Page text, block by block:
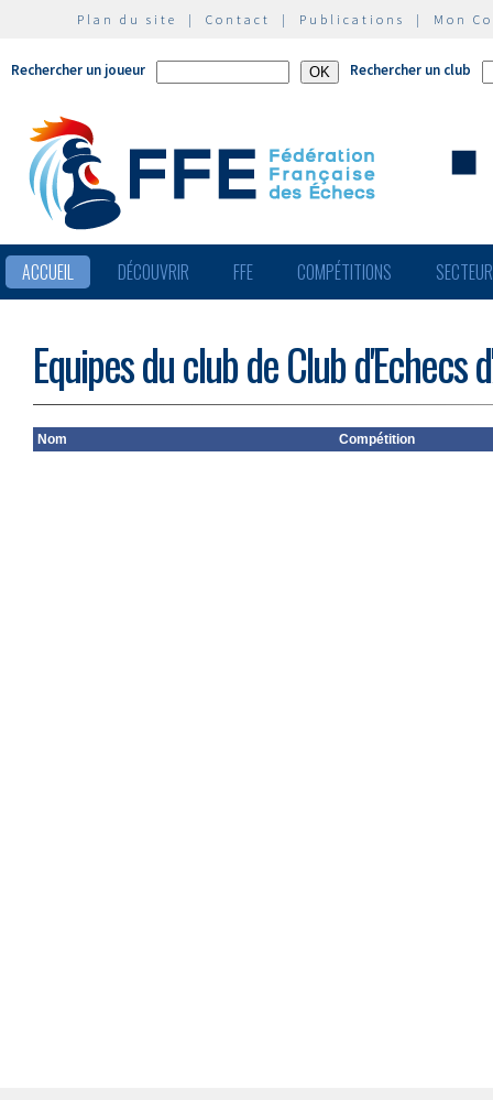
Plan du site | Contact | Publications | Mon
Rechercher un joueur Rechercher un club
ACCUEIL DÉCOUVRIR FFE COMPÉTITIONS
Equipes du club de Club d'Echecs
Nom Compétition